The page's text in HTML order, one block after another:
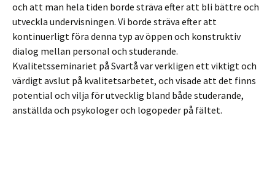
och att man hela tiden borde sträva efter att bli bättre och
utveckla undervisningen. Vi borde sträva efter att
kontinuerligt föra denna typ av öppen och konstruktiv
dialog mellan personal och studerande.
Kvalitetsseminariet på Svartå var verkligen ett viktigt och
värdigt avslut på kvalitetsarbetet, och visade att det finns
potential och vilja för utvecklig bland både studerande,
anställda och psykologer och logopeder på fältet.